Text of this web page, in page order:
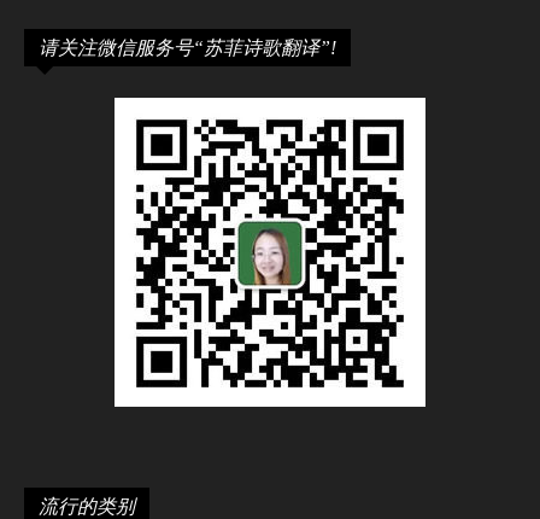
请关注微信服务号“苏菲诗歌翻译”!
流行的类别